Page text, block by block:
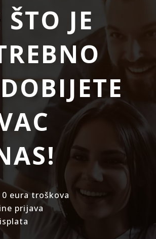
ŠTO JE
eura troškova
prijava